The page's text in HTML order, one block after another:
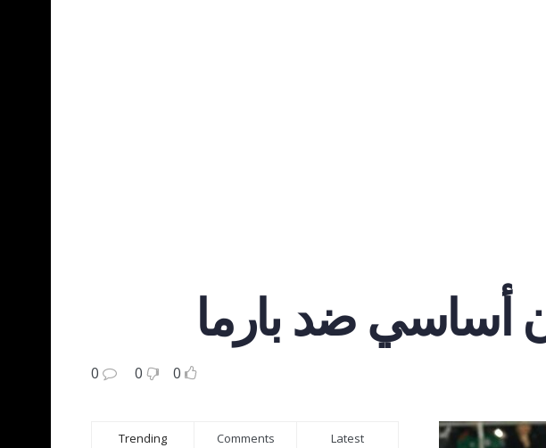
أساسي ضد بارما
0
0
Trending Comments Latest